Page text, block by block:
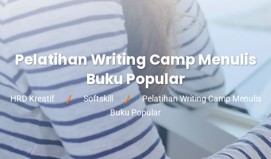
Pelatihan Writing Camp Menulis
Buku Popular
HRD Kreatif Softskill
Pelatihan Writing Camp Menulis
Buku Popular